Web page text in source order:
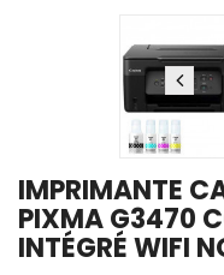
IMPRIMANTE
PIXMA G3470
INTÉGRÉ WIFI